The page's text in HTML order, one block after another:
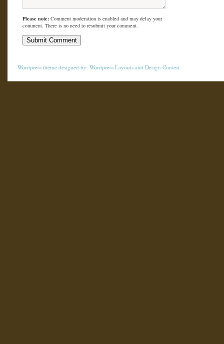
Please note: Comment moderation is enabled and may delay your
comment. There is no need to resubmit your comment.
Wordpress theme designed by: Wordpress Layouts and Design Contest